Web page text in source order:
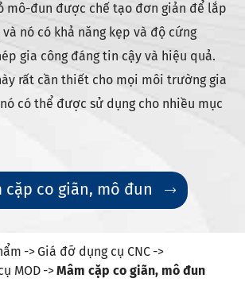
mô-đun được chế tạo đơn giản để lắp
nó có khả năng kẹp và độ cứng
gia công đáng tin cậy và hiệu quả.
rất cần thiết cho mọi môi trường gia
có thể được sử dụng cho nhiều mục
cặp co giãn, mô đun 
Giá đỡ dụng cụ CNC
MOD
Mâm cặp co giãn, mô đun